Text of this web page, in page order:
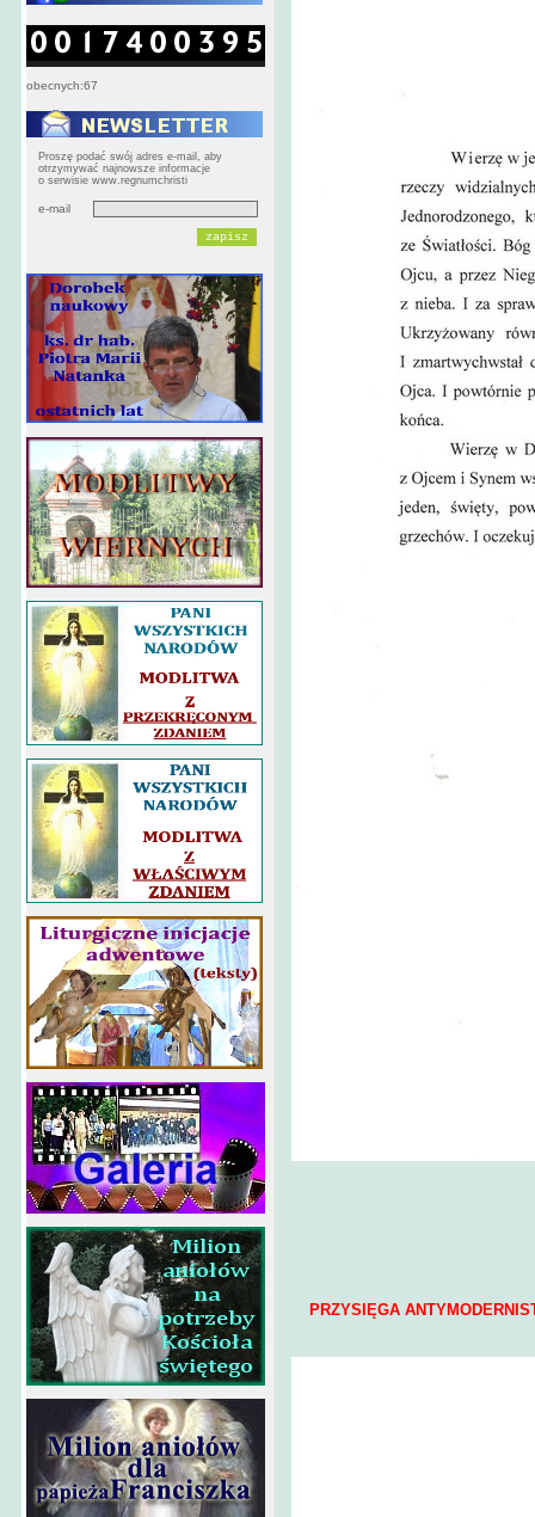
obecnych:67
Proszę podać swój adres e-mail, aby
otrzymywać najnowsze informacje
o serwisie www.regnumchristi
e-mail
PRZYSIĘGA